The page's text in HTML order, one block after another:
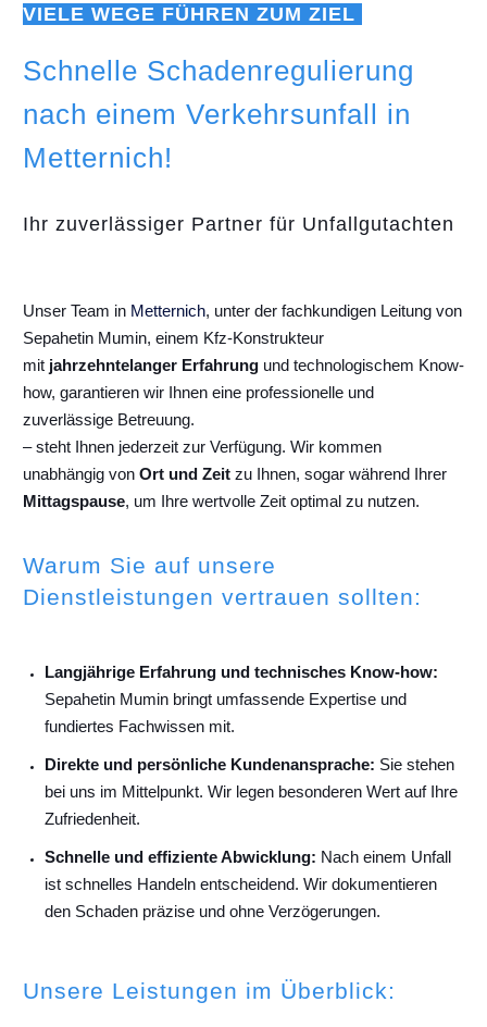
VIELE WEGE FÜHREN ZUM ZIEL
Schnelle Schadenregulierung
nach einem Verkehrsunfall in
Metternich!
Ihr zuverlässiger Partner für Unfallgutachten
Unser Team in Metternich, unter der fachkundigen Leitung von
Sepahetin Mumin, einem Kfz-Konstrukteur
mit jahrzehntelanger Erfahrung und technologischem Know-
how, garantieren wir Ihnen eine professionelle und
zuverlässige Betreuung.
– steht Ihnen jederzeit zur Verfügung. Wir kommen
unabhängig von Ort und Zeit zu Ihnen, sogar während Ihrer
Mittagspause, um Ihre wertvolle Zeit optimal zu nutzen.
Warum Sie auf unsere
Dienstleistungen vertrauen sollten:
Langjährige Erfahrung und technisches Know-how:
Sepahetin Mumin bringt umfassende Expertise und
fundiertes Fachwissen mit.
Direkte und persönliche Kundenansprache: Sie stehen
bei uns im Mittelpunkt. Wir legen besonderen Wert auf Ihre
Zufriedenheit.
Schnelle und effiziente Abwicklung: Nach einem Unfall
ist schnelles Handeln entscheidend. Wir dokumentieren
den Schaden präzise und ohne Verzögerungen.
Unsere Leistungen im Überblick: